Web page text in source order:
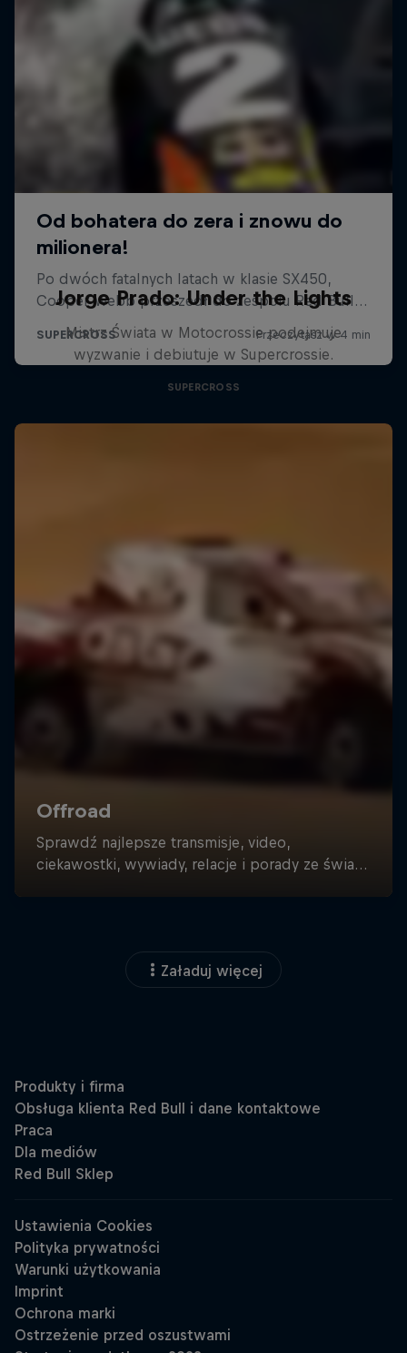
Jorge Prado: Under the Lights
Mistrz Świata w Motocrossie podejmuje
wyzwanie i debiutuje w Supercrossie.
SUPERCROSS
Załaduj więcej